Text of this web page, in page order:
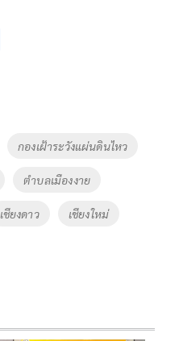
กองเฝ้าระวังแผ่นดินไหว
ตำบลเมืองงาย
เชียงดาว เชียงใหม่